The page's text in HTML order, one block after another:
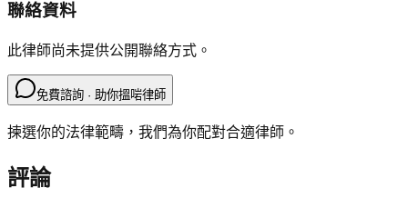
聯絡資料
此律師尚未提供公開聯絡方式。
免費諮詢 · 助你搵啱律師
揀選你的法律範疇，我們為你配對合適律師。
評論